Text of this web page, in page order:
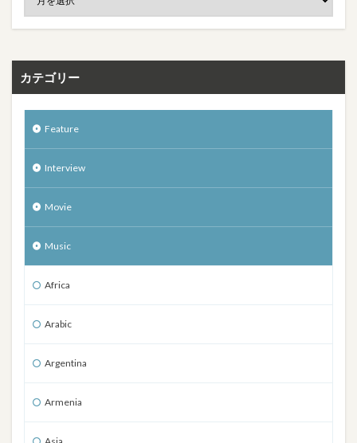
カテゴリー
Feature
Interview
Movie
Music
Africa
Arabic
Argentina
Armenia